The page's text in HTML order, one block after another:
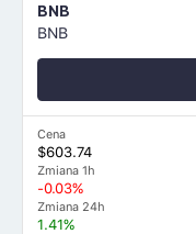
BNB
BNB
Cena
$603.74
Zmiana 1h
-0.03%
Zmiana 24h
1.41%